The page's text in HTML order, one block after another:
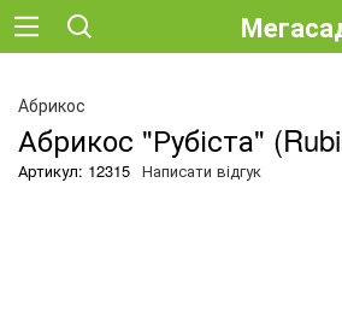
Абрикос
Абрикос "Рубіста"
Артикул: 12315 Написати відгук